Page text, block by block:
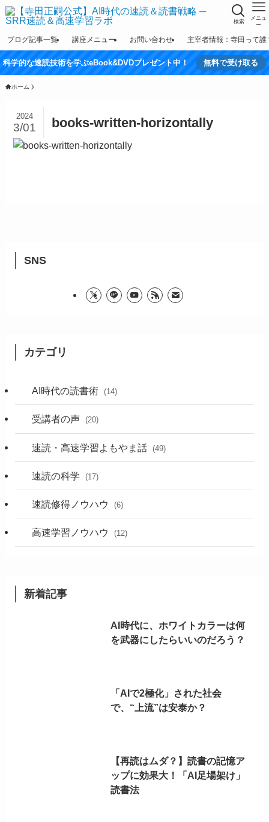
検索
メニュ
ー
ブログ記事一覧 講座メニュー お問い合わせ 主宰者情報：寺田って誰
科学的な速読技術を学ぶeBook&DVDプレゼント中！ 無料で受け取る
ホーム
books-written-horizontally
2024
3/01
SNS
カテゴリ
AI時代の読書術 (14)
受講者の声 (20)
速読・高速学習よもやま話 (49)
速読の科学 (17)
速読修得ノウハウ (6)
高速学習ノウハウ (12)
新着記事
AI時代に、ホワイトカラーは何
を武器にしたらいいのだろう？
「AIで2極化」された社会
で、“上流”は安泰か？
【再読はムダ？】読書の記憶ア
ップに効果大！「AI足場架け」
読書法